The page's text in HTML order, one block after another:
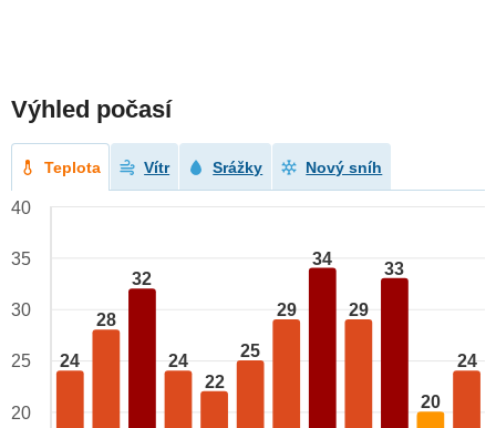
Výhled počasí
Teplota Vítr Srážky Nový sníh
24
28
32
24
22
25
29
34
29
33
20
24
40
35
30
25
20